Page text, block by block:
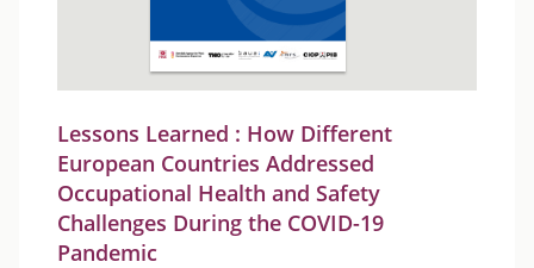
Lessons Learned : How Different
European Countries Addressed
Occupational Health and Safety
Challenges During the COVID-19
Pandemic